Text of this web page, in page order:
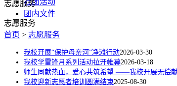
社团活动
团内文件
志愿服务
志愿服务
首页 > 志愿服务
我校开展“保护母亲河”净滩行动2026-03-30
我校学雷锋月系列活动拉开帷幕2026-03-18
师生同献热血，爱心共筑希望 ——我校开展无偿
我校迎新志愿者培训圆满结束2025-08-30